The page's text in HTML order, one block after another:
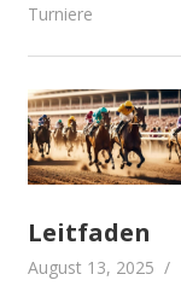
Turniere
Leitfaden
August 13, 2025